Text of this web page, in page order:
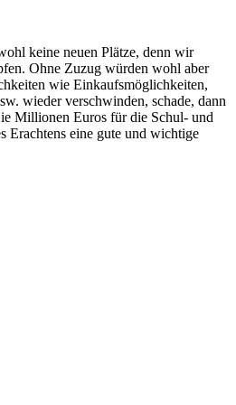
keine neuen Plätze, denn wir
Ohne Zuzug würden wohl aber
wie Einkaufsmöglichkeiten,
wieder verschwinden, schade, dann
Millionen Euros für die Schul- und
Erachtens eine gute und wichtige